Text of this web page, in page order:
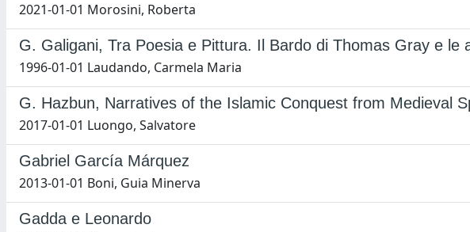
2021-01-01 Morosini, Roberta
G. Galigani, Tra Poesia e Pittura. Il Bardo di Thomas Gray e le
1996-01-01 Laudando, Carmela Maria
G. Hazbun, Narratives of the Islamic Conquest from Medieval
2017-01-01 Luongo, Salvatore
Gabriel García Márquez
2013-01-01 Boni, Guia Minerva
Gadda e Leonardo